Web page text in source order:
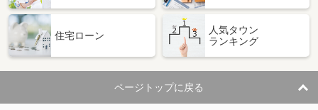
住宅ローン
人気タウン
ランキング
ページトップに戻る